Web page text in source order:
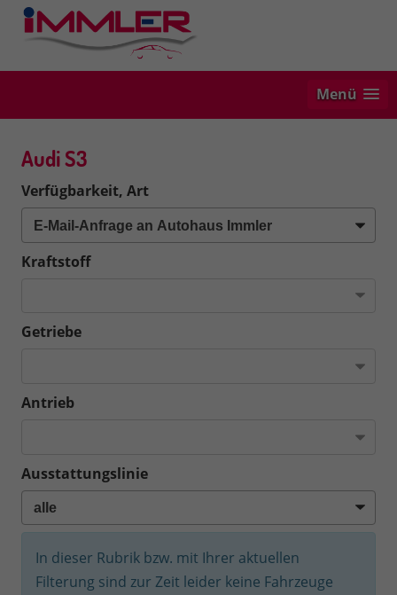
Menü
Audi S3
Verfügbarkeit, Art
Kraftstoff
Getriebe
Antrieb
Ausstattungslinie
In dieser Rubrik bzw. mit Ihrer aktuellen
Filterung sind zur Zeit leider keine Fahrzeuge